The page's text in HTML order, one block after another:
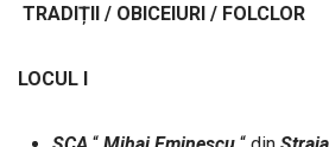
TRADIȚII / OBICEIURI / FOLCLOR
LOCUL I